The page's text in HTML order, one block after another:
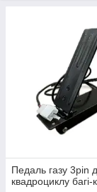
Педаль газу 3pin
квадроциклу багі-